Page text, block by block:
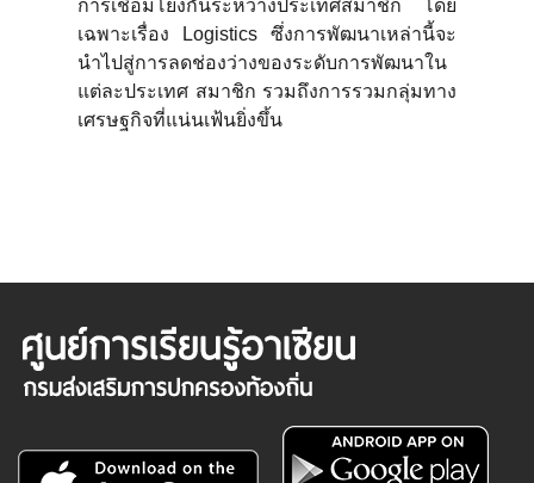
การเชื่อมโยงกันระหว่างประเทศสมาชิก โดย
เฉพาะเรื่อง Logistics ซึ่งการพัฒนาเหล่านี้จะ
นำไปสู่การลดช่องว่างของระดับการพัฒนาใน
แต่ละประเทศ สมาชิก รวมถึงการรวมกลุ่มทาง
เศรษฐกิจที่แน่นเฟ้นยิ่งขึ้น